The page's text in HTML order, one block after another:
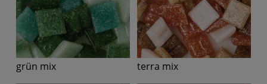
grün mix terra mix